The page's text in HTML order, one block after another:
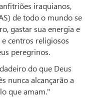
iraquianos,
de todo o mundo se
gastar sua energia e
e centros religiosos
peregrinos.
do que Deus
nunca alcançarão a
que amam."